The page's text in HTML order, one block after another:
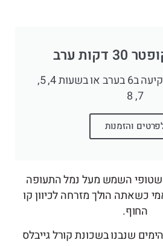
ערב
לבחור בין סיור שקיעה ב6 בערב או בשעות 4, 5,
7, 8
והזמנות
השמש מעל נמל התעופה
כשאתה הולך מזרחה לכיוון קו
החוף.
שנבנו בשכונת קורל גייבלס